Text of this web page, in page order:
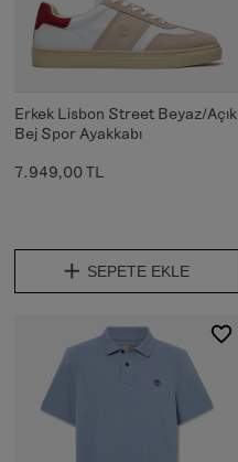
Erkek Lisbon Street Beyaz/Açık
Bej Spor Ayakkabı
7.949,00 TL
SEPETE EKLE